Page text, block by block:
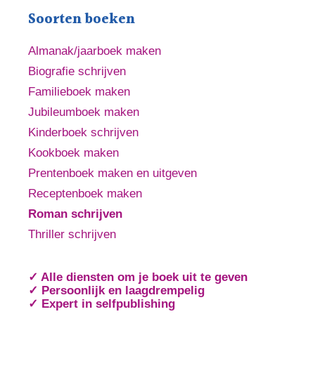
Soorten boeken
Almanak/jaarboek maken
Biografie schrijven
Familieboek maken
Jubileumboek maken
Kinderboek schrijven
Kookboek maken
Prentenboek maken en uitgeven
Receptenboek maken
Roman schrijven
Thriller schrijven
✓ Alle diensten om je boek uit te geven
✓ Persoonlijk en laagdrempelig
✓ Expert in selfpublishing